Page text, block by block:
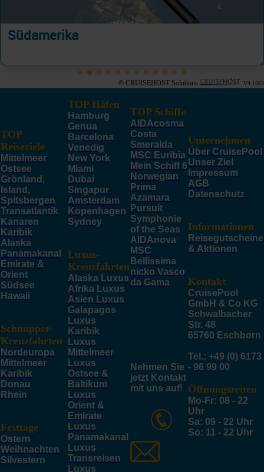
Südamerika
© CRUISEHOST Solutions V4.1663
TOP
Reiseziele
Mittelmeer
Ostsee
Grönland,
Island,
Spitsbergen
Transatlantik
Kanaren
Karibik
Alaska
Panamakanal
Emirate &
Orient
Südsee
Hawaii
Schnupper-
Kreuzfahrten
Nordeuropa
Mittelmeer
Karibik
Donau
Rhein
Festtage
Ostern
Weihnachten
Silvestern
TOP Häfen
Hamburg
Genua
Barcelona
Venedig
New York
Miami
Dubai
Singapur
Amsterdam
Kopenhagen
Sydney
Luxus-
Kreuzfahrten
Alaska Luxus
Afrika Luxus
Asien Luxus
Galapagos
Luxus
Karibik
Luxus
Mittelmeer
Luxus
Ostsee &
Baltikum
Luxus
Orient &
Emirate
Luxus
Panamakanal
Luxus
Transreisen
Luxus
TOP Schiffe
AIDAcosma
Costa
Smeralda
MSC Euribia
Mein Schiff 6
Norwegian
Prima
Azamara
Pursuit
Symphonie
of the Seas
AIDAnova
MSC
Bellissima
nicko Vasco
da Gama
Nehmen Sie
jetzt Kontakt
mit uns auf!
Unternehmen
Über CruisePool
Unser Ziel
Impressum
AGB
Datenschutz
Informationen
Reisegutscheine
& Aktionen
Kontakt
CruisePool
GmbH & Co KG
Schwalbacher
Str. 48
65760 Eschborn
Tel.: +49 (0) 6173
- 96 99 00
Öffnungszeiten
Mo-Fr: 08 - 22
Uhr
Sa: 09 - 22 Uhr
So: 11 - 22 Uhr